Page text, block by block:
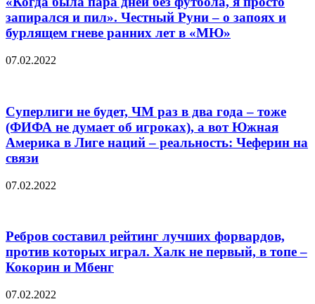
запирался и пил». Честный Руни – о запоях и
бурлящем гневе ранних лет в «МЮ»
07.02.2022
Суперлиги не будет, ЧМ раз в два года – тоже
(ФИФА не думает об игроках), а вот Южная
Америка в Лиге наций – реальность: Чеферин на
связи
07.02.2022
Ребров составил рейтинг лучших форвардов,
против которых играл. Халк не первый, в топе –
Кокорин и Мбенг
07.02.2022